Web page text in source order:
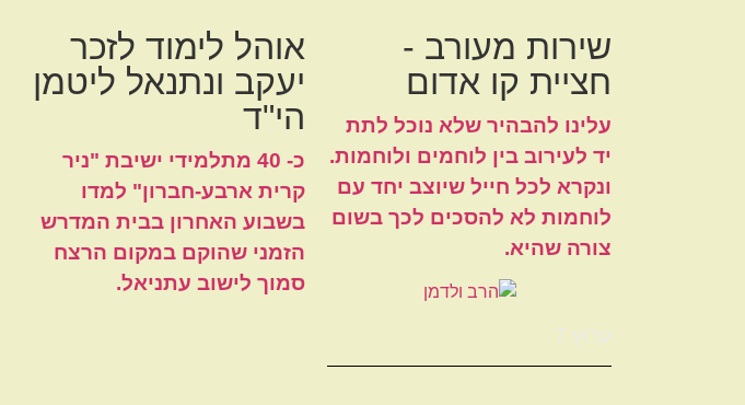
שירות מעורב -
חציית קו אדום
עלינו להבהיר שלא נוכל לתת
יד לעירוב בין לוחמים ולוחמות.
ונקרא לכל חייל שיוצב יחד עם
לוחמות לא להסכים לכך בשום
צורה שהיא.
ערוץ 7
אוהל לימוד לזכר
יעקב ונתנאל ליטמן
הי"ד
כ- 40 מתלמידי ישיבת "ניר
קרית ארבע-חברון" למדו
בשבוע האחרון בבית המדרש
הזמני שהוקם במקום הרצח
סמוך לישוב עתניאל.